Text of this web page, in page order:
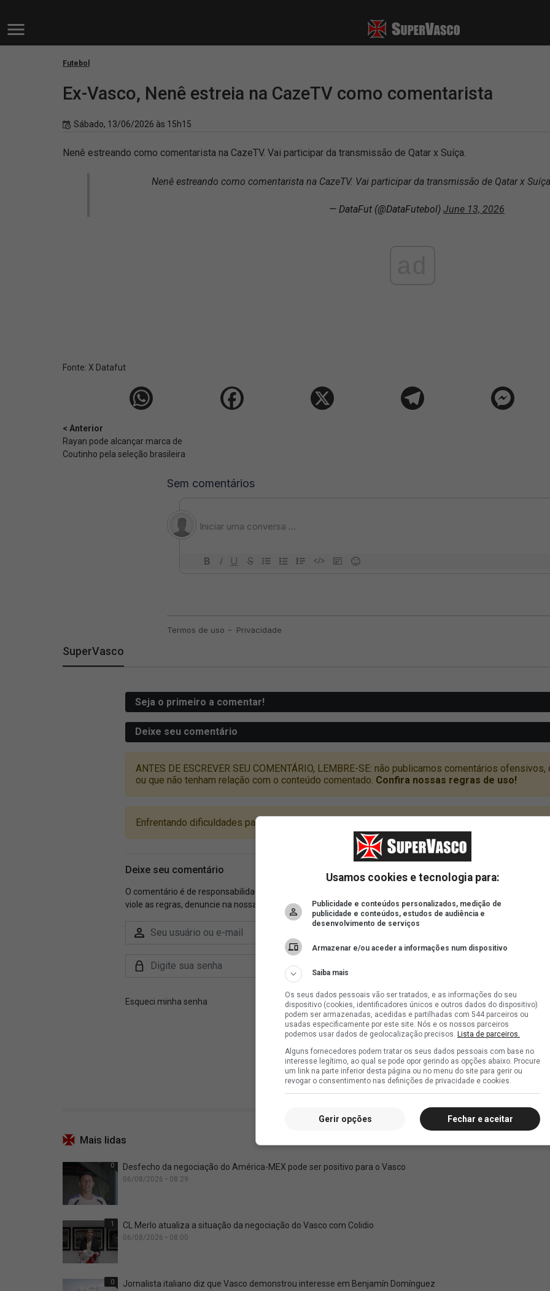
Futebol
Ex-Vasco, Nenê estreia na CazeTV como comentarista
Sábado, 13/06/2026 às 15h15
Nenê estreando como comentarista na CazeTV. Vai participar da transmissão de Qatar x Suíça.
Nenê estreando como comentarista na CazeTV. Vai participar da transmissão de Qatar x
— DataFut (@DataFutebol) June 13, 2026
Fonte: X Datafut
< Anterior
Rayan pode alcançar marca de
Coutinho pela seleção brasileira
SuperVasco
Mais lidas
0 Desfecho da negociação do América-MEX pode ser positivo para o Vasco
06/08/2026 • 08:29
1 CL Merlo atualiza a situação da negociação do Vasco com Colidio
06/08/2026 • 08:00
0 Jornalista italiano diz que Vasco demonstrou interesse em Benjamín Domínguez
Usamos cookies e tecnologia para:
Publicidade e conteúdos personalizados, medição de
publicidade e conteúdos, estudos de audiência e
desenvolvimento de serviços
Armazenar e/ou aceder a informações num dispositivo
Saiba mais
Os seus dados pessoais vão ser tratados, e as informações do seu
dispositivo (cookies, identificadores únicos e outros dados do dispositivo)
podem ser armazenadas, acedidas e partilhadas com 544 parceiros ou
usadas especificamente por este site. Nós e os nossos parceiros
podemos usar dados de geolocalização precisos. Lista de parceiros.
Alguns fornecedores podem tratar os seus dados pessoais com base no
interesse legítimo, ao qual se pode opor gerindo as opções abaixo. Procure
um link na parte inferior desta página ou no menu do site para gerir ou
revogar o consentimento nas definições de privacidade e cookies.
Fechar e aceitar
Gerir opções